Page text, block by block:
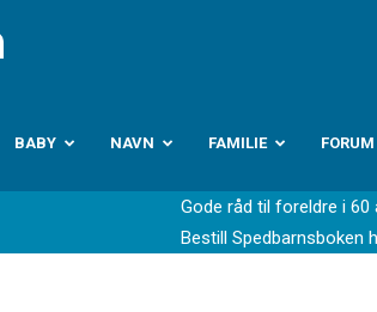
Babyverden.no
BABY NAVN FAMILIE FORUM
Gode råd til foreldre i 60
Bestill Spedbarnsboken